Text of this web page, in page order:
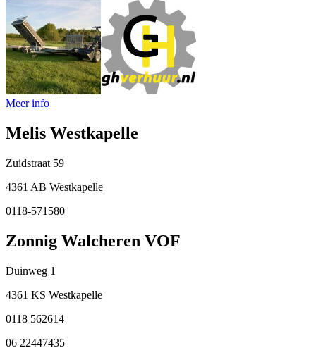
Meer info
Melis Westkapelle
Zuidstraat 59
4361 AB Westkapelle
0118-571580
Zonnig Walcheren VOF
Duinweg 1
4361 KS Westkapelle
0118 562614
06 22447435